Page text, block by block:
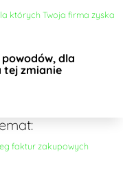
dla
tej zmianie